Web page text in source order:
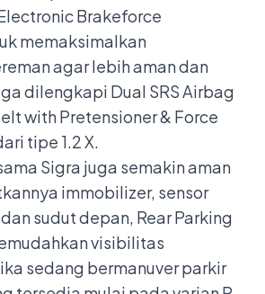
Brakeforce
memaksimalkan
agar lebih aman dan
dilengkapi Dual SRS Airbag
with Pretensioner & Force
tipe 1.2 X.
Sigra juga semakin aman
immobilizer, sensor
sudut depan, Rear Parking
visibilitas
sedang bermanuver parkir